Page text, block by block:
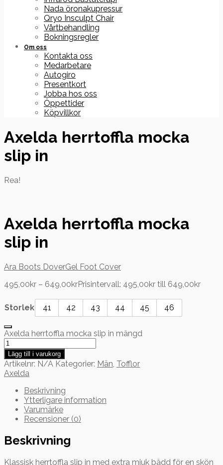
Nada öronakupressur
Qryo Insculpt Chair
Vårtbehandling
Bokningsregler
Om oss
Kontakta oss
Medarbetare
Autogiro
Presentkort
Jobba hos oss
Öppettider
Köpvillkor
Axelda herrtoffla mocka
slip in
Rea!
Axelda herrtoffla mocka
slip in
Ara Boots DoverGel Foot Cover
495,00kr – 649,00krPrisintervall: 495,00kr till 649,00kr
Storlek 41 42 43 44 45 46
Axelda herrtoffla mocka slip in mängd
Lägg till i varukorg
Artikelnr: N/A Kategorier: Män Tofflor
Axelda
Beskrivning
Ytterligare information
Varumärke
Recensioner (0)
Beskrivning
Klassisk herrtoffla slip in med extra mjuk bädd för en skön